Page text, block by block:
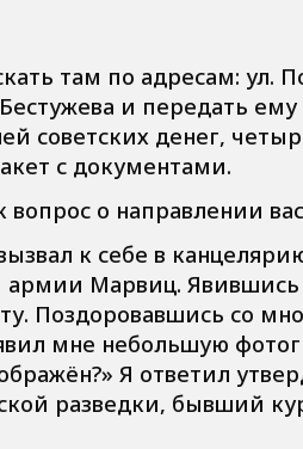
там по адресам: ул.
и передать
советских денег,
с документами.
о направлении
к себе в
Марвиц. Явившись
Поздоровавшись со
мне небольшую
Я ответил
разведки, бывший